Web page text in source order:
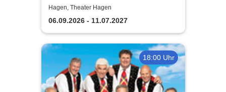
Hagen
Hagen, Theater Hagen
06.09.2026 - 11.07.2027
18:00 Uhr